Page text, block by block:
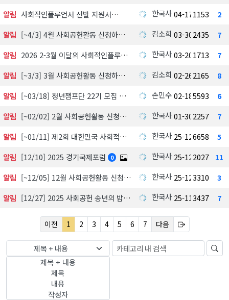
알림
사회적인플루언서 선발 지원서 한국사회공헌협회
04-17 1153
2
알림
[~4/3] 4월 사회공헌활동 신청하기 김소희 03-30 2435
7
알림
2026 2-3월 이달의 사회적인플루언서 선정 발표 한국사회공헌협회
03-20 1713
7
알림
[~3/3] 3월 사회공헌활동 신청하기 김소희 02-26 2165
8
알림
[~03/18] 청년챔프단 22기 모집 中 손민수02-18 5593
6
알림
[~02/02] 2월 사회공헌활동 신청하기 한국사회공헌협회
01-30 2257
7
알림
[~01/11] 제2회 대한민국 사회적가치 시상식 수상 후보자 공모 및 심사 한국사회공헌협회
25-12-18
6658
5
알림 [12/10] 2025 경기국제포럼 0 한국사회공헌협회
25-12-03
2027
11
알림
[~12/05] 12월 사회공헌활동 신청하기 한국사회공헌협회
25-12-01
3310
3
알림
[12/27] 2025 사회공헌 송년의 밤, 포틀락파티 한국사회공헌협회
25-11-18
3437 7
이전 1 2 3 4 5 6 7 다음
제목 + 내용
제목 + 내용
제목
내용
작성자